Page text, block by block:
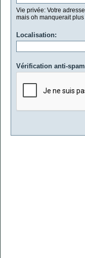
Vie privée: Votre
mais oh manquerait
Localisation:
Vérification anti-spam